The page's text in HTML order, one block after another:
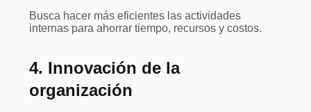
Busca hacer más eficientes las actividades
internas para ahorrar tiempo, recursos y costos.
4. Innovación de la
organización